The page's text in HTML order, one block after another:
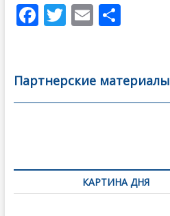
F
b
o
T
er
E
l
О
а
в
Партнерские материалы
по
записямКАРТИНА ДНЯ